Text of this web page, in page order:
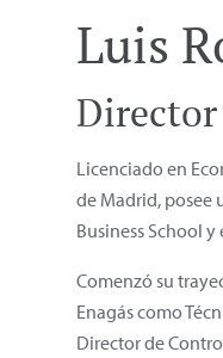
Luis
Licenciado en
de Madrid, posee
Business School
Comenzó su
Enagás como
Director de